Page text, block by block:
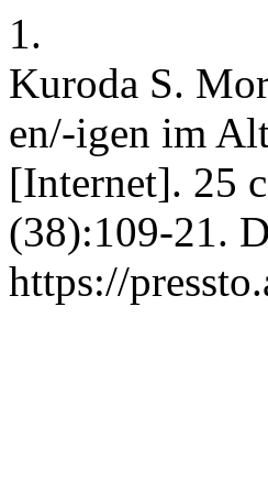
1.
Kuroda S.
en/-igen im
[Internet]. 25
(38):109-21.
https://